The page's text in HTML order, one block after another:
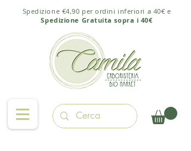
Spedizione €4,90 per ordini inferiori a 40€ e
Spedizione Gratuita sopra i 40€